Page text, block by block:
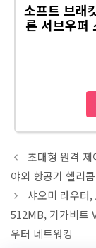
소프트 브래
른 서브우퍼
초대형 원격
야외 항공기 헬리
샤오미 라우터
512MB, 기가비트
우터 네트워킹